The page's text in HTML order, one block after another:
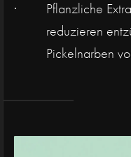
Pflanzliche
reduzieren
Pickelnarben